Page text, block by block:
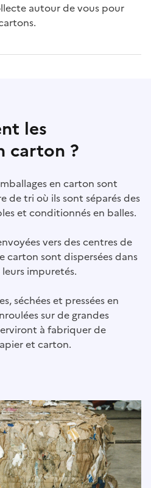
autour de vous pour
les
carton ?
en carton sont
de tri où ils sont séparés des
et conditionnés en balles.
vers des centres de
carton sont dispersées dans
impuretés.
séchées et pressées en
sur de grandes
à fabriquer de
et carton.